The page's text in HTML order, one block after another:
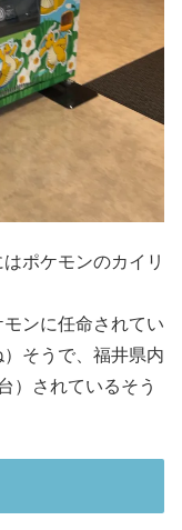
ポケモンのカイリ
ンに任命されてい
そうで、福井県内
）されているそう